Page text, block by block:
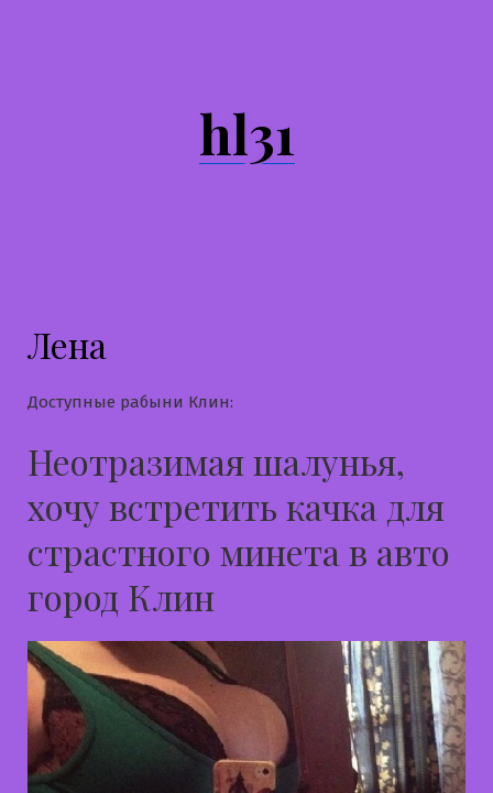
hl31
Лена
Доступные рабыни Клин:
Неотразимая шалунья,
хочу встретить качка для
страстного минета в авто
город Клин